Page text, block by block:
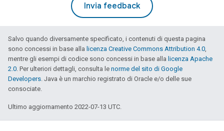
Invia feedback
Salvo quando diversamente specificato, i contenuti di questa pagina
sono concessi in base alla licenza Creative Commons Attribution 4.0
mentre gli esempi di codice sono concessi in base alla licenza Apache
2.0 . Per ulteriori dettagli, consulta le norme del sito di Google
Developers . Java è un marchio registrato di Oracle e/o delle sue
consociate.
Ultimo aggiornamento 2022-07-13 UTC.